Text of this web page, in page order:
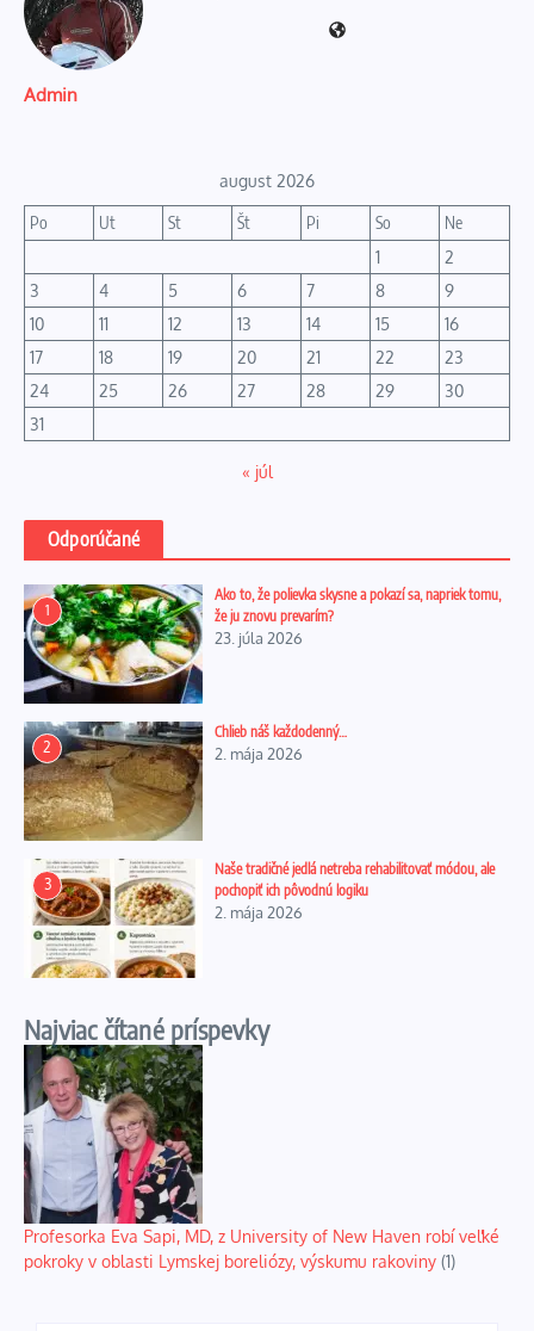
Admin
august 2026
Po Ut St Št Pi So
Ne
1
2
3
4 5 6 7 8
9
10
11 12 13 14 15
16
17
18 19 20 21 22
23
24
25 26 27 28 29
30
31
« júl
Odporúčané
1
Ako to, že polievka skysne a pokazí sa, napriek tomu,
že ju znovu prevarím?
23. júla 2026
2
Chlieb náš každodenný…
2. mája 2026
3
Naše tradičné jedlá netreba rehabilitovať módou, ale
pochopiť ich pôvodnú logiku
2. mája 2026
Najviac čítané príspevky
Profesorka Eva Sapi, MD, z University of New Haven robí veľké
pokroky v oblasti Lymskej boreliózy, výskumu rakoviny (1)